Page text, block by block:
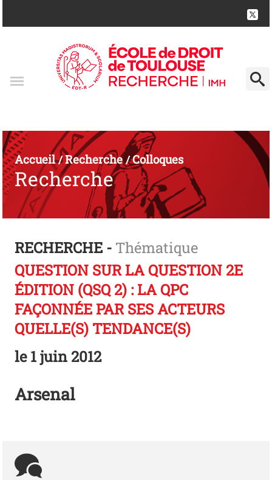
Accueil/Recherche/Colloques
Recherche
RECHERCHE - Thématique
QUESTION SUR LA QUESTION 2E
ÉDITION (QSQ 2) : LA QPC
FAÇONNÉE PAR SES ACTEURS
QUELLE(S) TENDANCE(S)
le1 juin 2012
Arsenal